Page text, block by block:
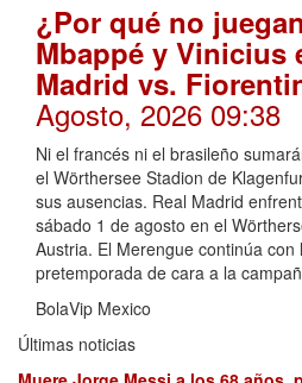
¿Por qué no
Mbappé y Vinicius
Madrid vs.
Agosto, 2026 09:38
Ni el francés ni el brasileño
el Wörthersee Stadion de
sus ausencias. Real Madrid
sábado 1 de agosto en el
Austria. El Merengue continúa con
pretemporada de cara a la
BolaVip Mexico
Últimas noticias